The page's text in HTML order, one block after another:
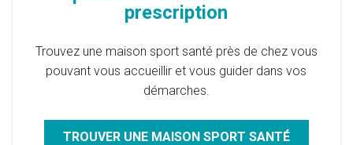
prescription
Trouvez une maison sport santé près de chez vous
pouvant vous accueillir et vous guider dans vos
démarches.
TROUVER UNE MAISON SPORT SANTÉ